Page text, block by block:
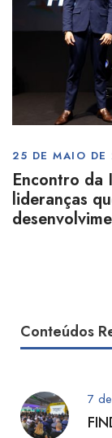
25 DE MAIO
Encontro da
lideranças
Conteúdos
7